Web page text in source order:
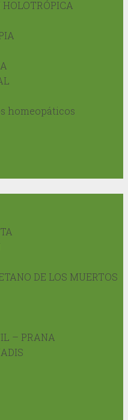
HOLOTRÓPICA
homeopáticos
DE LOS MUERTOS
– PRANA